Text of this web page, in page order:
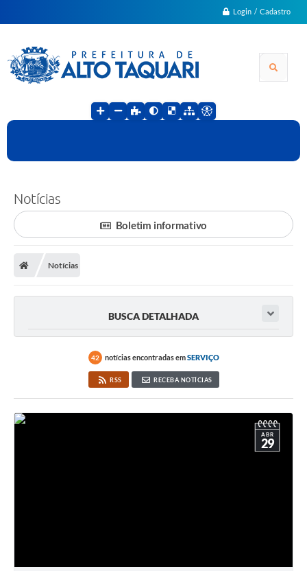
Login / Cadastro
Notícias
Boletim informativo
Notícias
BUSCA DETALHADA
42 notícias encontradas emSERVIÇO
RSS RECEBA NOTÍCIAS
ABR
29